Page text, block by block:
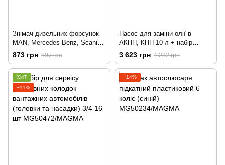
Знімач дизельних форсунок
MAN, Mercedes-Benz, Scania
MG50825/MAGMA
873 грн 897 грн
Насос для заміни олії в
АКПП, КПП 10 л + набір
адаптерів MG50035/MAGMA
3 623 грн 4 232 грн
ХИТ
−11%
−14%